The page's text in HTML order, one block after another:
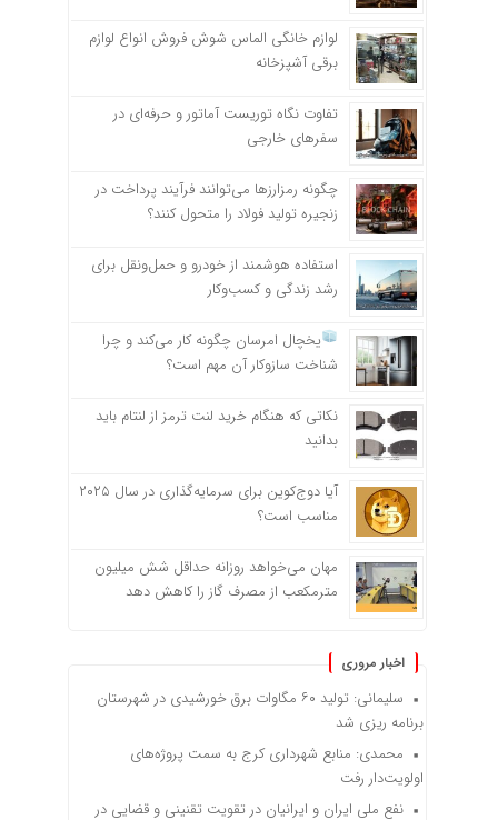
لوازم خانگی الماس شوش فروش انواع لوازم
برقی آشپزخانه
تفاوت نگاه توریست آماتور و حرفه‌ای در
سفرهای خارجی
چگونه رمزارزها می‌توانند فرآیند پرداخت در
زنجیره تولید فولاد را متحول کنند؟
استفاده هوشمند از خودرو و حمل‌ونقل برای
رشد زندگی و کسب‌وکار
یخچال امرسان چگونه کار می‌کند و چرا
شناخت سازوکار آن مهم است؟
نکاتی که هنگام خرید لنت ترمز از لنتام باید
بدانید
آیا دوج‌کوین برای سرمایه‌گذاری در سال ۲۰۲۵
مناسب است؟
مهان می‌خواهد روزانه حداقل شش میلیون
مترمکعب از مصرف گاز را کاهش دهد
اخبار مروری
سلیمانی: تولید ۶۰ مگاوات برق خورشیدی در شهرستان
برنامه ریزی شد
محمدی: منابع شهرداری کرج به سمت پروژه‌های
اولویت‌دار رفت
نفع ملی ایران و ایرانیان در تقویت تقنینی و قضایی در